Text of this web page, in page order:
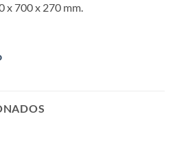
x 700 x 270 mm.